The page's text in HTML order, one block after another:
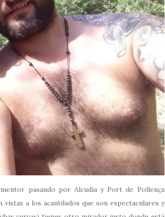
pasando por Alcudía y Port de Pollença
a los acantilados que son espectaculares y